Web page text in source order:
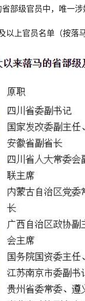
部级官员中，唯一
以上官员名单（按落